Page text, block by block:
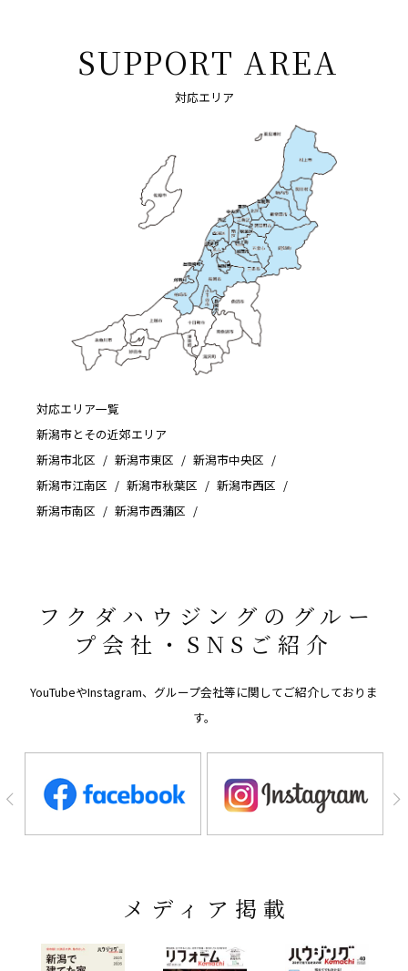
SUPPORT AREA
対応エリア
対応エリア一覧
新潟市とその近郊エリア
新潟市北区
新潟市東区
新潟市中央区
新潟市江南区
新潟市秋葉区
新潟市西区
新潟市南区
新潟市西蒲区
フクダハウジングのグルー
プ会社・SNSご紹介
YouTubeやInstagram、グループ会社等に関してご紹介しておりま
す。
メディア掲載